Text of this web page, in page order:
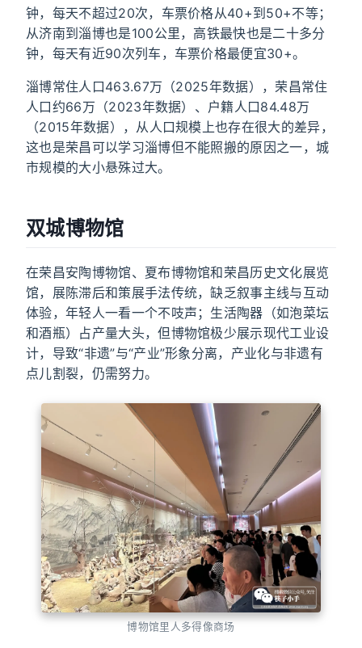
钟，每天不超过20次，车票价格从40+到50+不等；
从济南到淄博也是100公里，高铁最快也是二十多分
钟，每天有近90次列车，车票价格最便宜30+。
淄博常住人口463.67万（2025年数据），荣昌常住
人口约66万（2023年数据）、户籍人口84.48万
（2015年数据），从人口规模上也存在很大的差异，
这也是荣昌可以学习淄博但不能照搬的原因之一，城
市规模的大小悬殊过大。
双城博物馆
在荣昌安陶博物馆、夏布博物馆和荣昌历史文化展览
馆，展陈滞后和策展手法传统，缺乏叙事主线与互动
体验，年轻人一看一个不吱声；生活陶器（如泡菜坛
和酒瓶）占产量大头，但博物馆极少展示现代工业设
计，导致“非遗”与“产业”形象分离，产业化与非遗有
点儿割裂，仍需努力。
博物馆里人多得像商场